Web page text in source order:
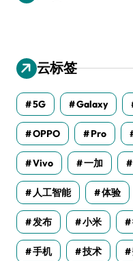
云标签
5G Galaxy
OPPO Pro
Vivo 一加
人工智能 体验
发布 小米
手机 技术